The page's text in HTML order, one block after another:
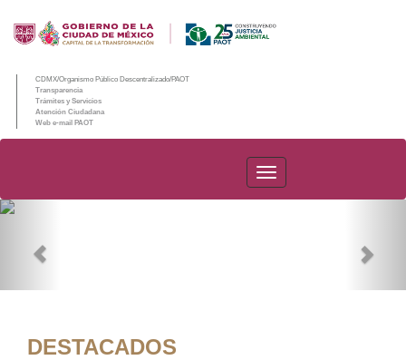
CDMX/Organismo Público Descentralizado/PAOT
Transparencia
Trámites y Servicios
Atención Ciudadana
Web e-mail PAOT
PAOT
DESTACADOS